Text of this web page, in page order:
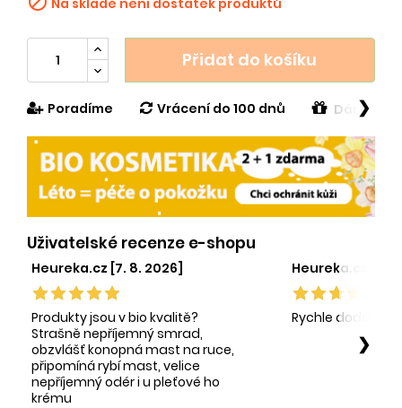
Přidat do košíku
Poradíme Vrácení do 100 dnů Dárek v
❯
Uživatelské recenze e-shopu
Heureka.cz [7. 8. 2026]
Produkty jsou v bio kvalitě?
Strašně nepříjemný smrad,
obzvlášť konopná mast na ruce,
připomíná rybí mast, velice
nepříjemný odér i u pleťové ho
krému
Heureka.cz [1.
Rychle dodání
❯